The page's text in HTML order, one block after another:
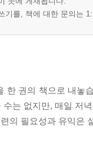
기를, 책에 대한 문의는
한 권의 책으로 내놓
는 없지만, 매일 저
의 필요성과 유익은